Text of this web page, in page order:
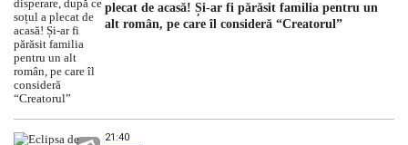
plecat de acasă! Și-ar fi părăsit familia pentru un
alt român, pe care îl consideră “Creatorul”
21:40